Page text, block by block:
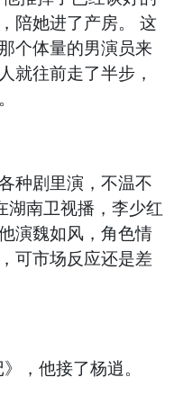
陪她进了产房。 这
个体量的男演员来
往前走了半步，
种剧里演，不温不
湖南卫视播，李少红
演魏如风，角色情
可市场反应还是差
，他接了杨逍。